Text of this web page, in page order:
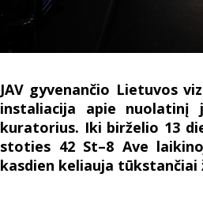
JAV gyvenančio Lietuvos
instaliacija apie nuolatinį
kuratorius. Iki birželio 13
stoties 42 St–8 Ave
kasdien keliauja tūkstančiai